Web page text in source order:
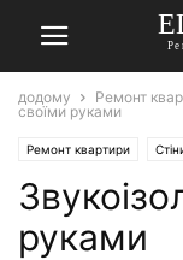
додому Ремонт
своїми руками
Ремонт квартири
руками